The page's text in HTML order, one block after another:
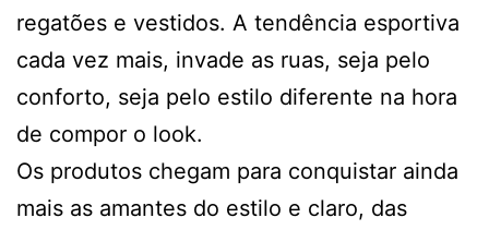
regatões e vestidos. A tendência esportiva
cada vez mais, invade as ruas, seja pelo
conforto, seja pelo estilo diferente na hora
de compor o look.
Os produtos chegam para conquistar ainda
mais as amantes do estilo e claro, das